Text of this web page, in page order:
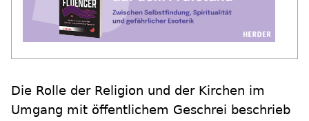
Die Rolle der Religion und der Kirchen im
Umgang mit öffentlichem Geschrei beschrieb